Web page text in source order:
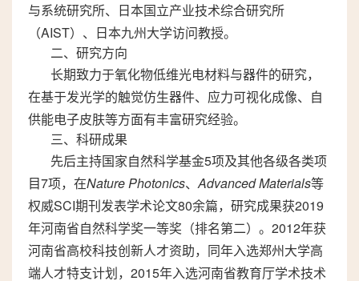
与系统研究所、日本国立产业技术综合研究所
（AIST）、日本九州大学访问教授。
二、研究方向
长期致力于氧化物低维光电材料与器件的研究，
在基于发光学的触觉仿生器件、应力可视化成像、自
供能电子皮肤等方面有丰富研究经验。
三、科研成果
先后主持国家自然科学基金5项及其他各级各类项
目7项，在Nature Photonics、Advanced Materials等
权威SCI期刊发表学术论文80余篇，研究成果获2019
年河南省自然科学奖一等奖（排名第二）。2012年获
河南省高校科技创新人才资助，同年入选郑州大学高
端人才特支计划，2015年入选河南省教育厅学术技术